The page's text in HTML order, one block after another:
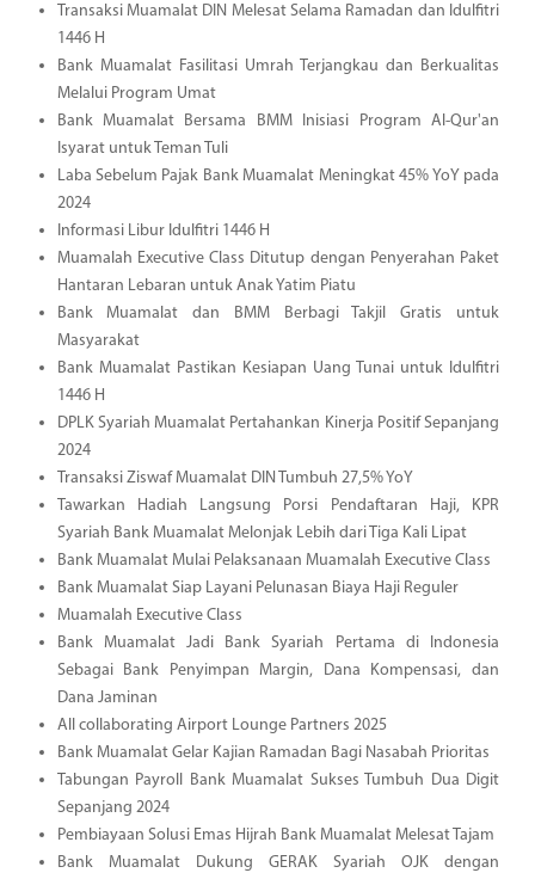
Transaksi Muamalat DIN Melesat Selama Ramadan dan Idulfitri
1446 H
Bank Muamalat Fasilitasi Umrah Terjangkau dan Berkualitas
Melalui Program Umat
Bank Muamalat Bersama BMM Inisiasi Program Al-Qur'an
Isyarat untuk Teman Tuli
Laba Sebelum Pajak Bank Muamalat Meningkat 45% YoY pada
2024
Informasi Libur Idulfitri 1446 H
Muamalah Executive Class Ditutup dengan Penyerahan Paket
Hantaran Lebaran untuk Anak Yatim Piatu
Bank Muamalat dan BMM Berbagi Takjil Gratis untuk
Masyarakat
Bank Muamalat Pastikan Kesiapan Uang Tunai untuk Idulfitri
1446 H
DPLK Syariah Muamalat Pertahankan Kinerja Positif Sepanjang
2024
Transaksi Ziswaf Muamalat DIN Tumbuh 27,5% YoY
Tawarkan Hadiah Langsung Porsi Pendaftaran Haji, KPR
Syariah Bank Muamalat Melonjak Lebih dari Tiga Kali Lipat
Bank Muamalat Mulai Pelaksanaan Muamalah Executive Class
Bank Muamalat Siap Layani Pelunasan Biaya Haji Reguler
Muamalah Executive Class
Bank Muamalat Jadi Bank Syariah Pertama di Indonesia
Sebagai Bank Penyimpan Margin, Dana Kompensasi, dan
Dana Jaminan
All collaborating Airport Lounge Partners 2025
Bank Muamalat Gelar Kajian Ramadan Bagi Nasabah Prioritas
Tabungan Payroll Bank Muamalat Sukses Tumbuh Dua Digit
Sepanjang 2024
Pembiayaan Solusi Emas Hijrah Bank Muamalat Melesat Tajam
Bank Muamalat Dukung GERAK Syariah OJK dengan